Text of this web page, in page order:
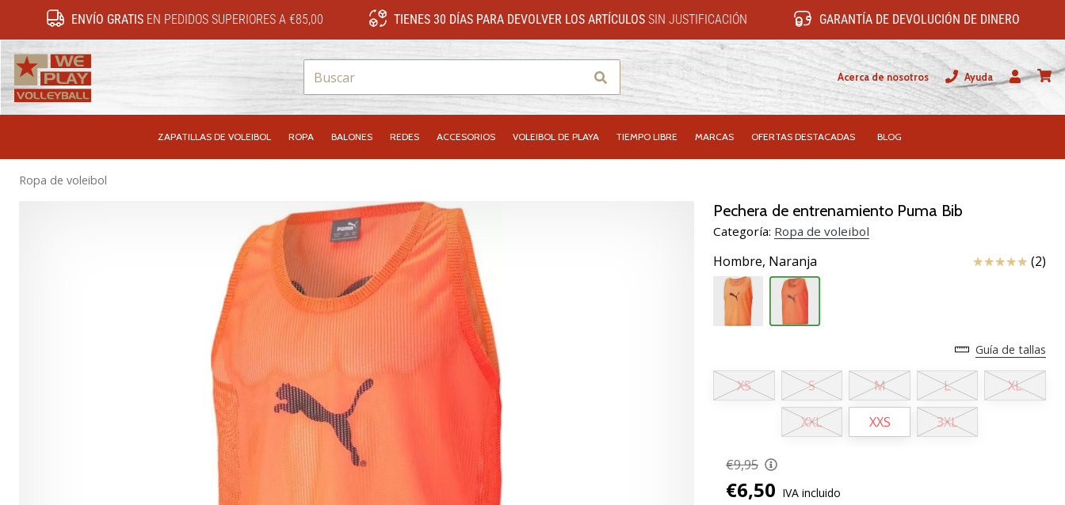
ENVÍO GRATISEN PEDIDOS SUPERIORES A €85,00 TIENES 30 DÍAS PARA DEVOLVER LOS ARTÍCULOS SIN JUSTIFICACIÓN GARANTÍA DE DEVOLUCIÓN DE DINERO
Buscar Acerca de nosotros
Ayuda
Usuario
ZAPATILLAS DE VOLEIBOL ROPA BALONES REDES ACCESORIOS VOLEIBOL DE PLAYA TIEMPO LIBRE MARCAS OFERTAS DESTACADAS BLOG
Ropa de voleibol
Pechera de entrenamiento Puma Bib
Categoría: Ropa de voleibol
Hombre, Naranja Reseña (2)
Guía de tallas
XS S M L XL
XXL XXS 3XL
€9,95
€6,50 IVA incluido